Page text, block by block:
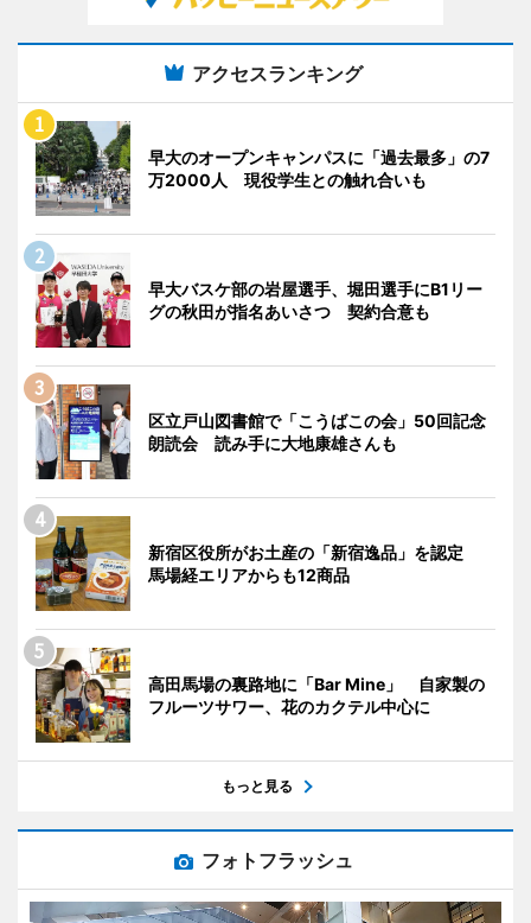
アクセスランキング
早大のオープンキャンパスに「過去最多」の7
万2000人 現役学生との触れ合いも
早大バスケ部の岩屋選手、堀田選手にB1リー
グの秋田が指名あいさつ 契約合意も
区立戸山図書館で「こうばこの会」50回記念
朗読会 読み手に大地康雄さんも
新宿区役所がお土産の「新宿逸品」を認定
馬場経エリアからも12商品
高田馬場の裏路地に「Bar Mine」 自家製の
フルーツサワー、花のカクテル中心に
もっと見る
フォトフラッシュ